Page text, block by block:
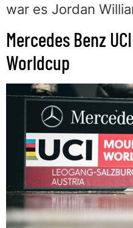
war es Jordan
Mercedes Benz
Worldcup